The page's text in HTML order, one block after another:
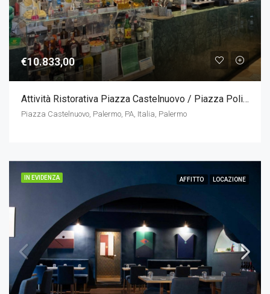
€10.833,00
Attività Ristorativa Piazza Castelnuovo / Piazza Politeama
Piazza Castelnuovo, Palermo, PA, Italia, Palermo
IN EVIDENZA AFFITTO LOCAZIONE